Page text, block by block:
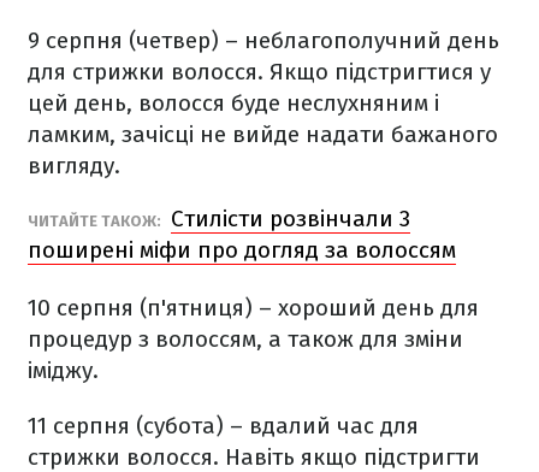
9 серпня (четвер) – неблагополучний день
для стрижки волосся. Якщо підстригтися у
цей день, волосся буде неслухняним і
ламким, зачісці не вийде надати бажаного
вигляду.
ЧИТАЙТЕ ТАКОЖ:
Стилісти розвінчали 3
поширені міфи про догляд за волоссям
10 серпня (п'ятниця) – хороший день для
процедур з волоссям, а також для зміни
іміджу.
11 серпня (субота) – вдалий час для
стрижки волосся. Навіть якщо підстригти